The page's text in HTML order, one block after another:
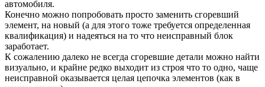
автомобиля.
Конечно можно попробовать просто заменить сгоревший
элемент, на новый (а для этого тоже требуется определенная
квалификация) и надеяться на то что неисправный блок
заработает.
К сожалению далеко не всегда сгоревшие детали можно найти
визуально, и крайне редко выходит из строя что то одно, чаще
неисправной оказывается целая цепочка элементов (как в